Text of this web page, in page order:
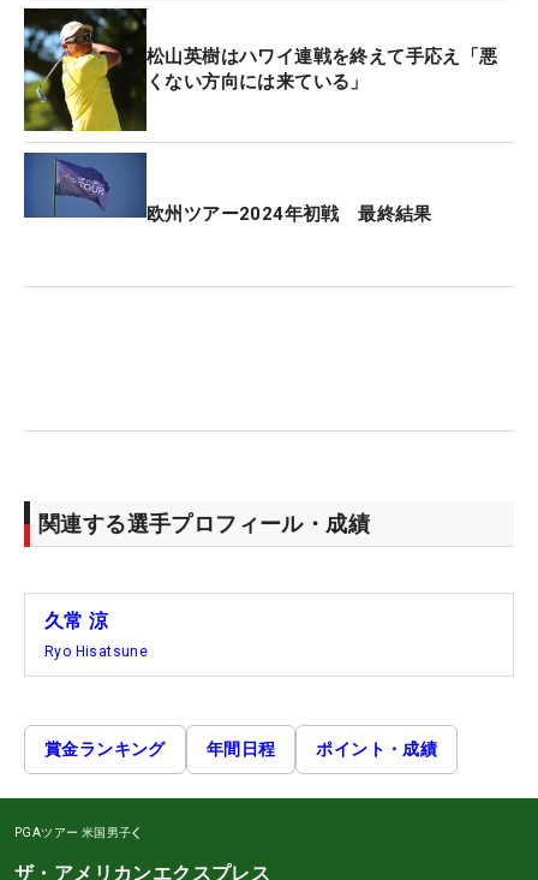
松山英樹はハワイ連戦を終えて手応え「悪
くない方向には来ている」
欧州ツアー2024年初戦 最終結果
関連する選手プロフィール・成績
久常 涼
Ryo Hisatsune
賞金ランキング 年間日程 ポイント・成績
PGAツアー 米国男子
ザ・アメリカンエクスプレス